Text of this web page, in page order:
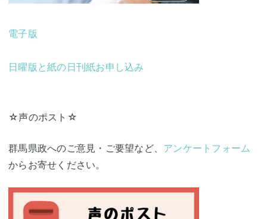
電子版
日曜版と紙の日刊紙お申し込み
☆声のポスト☆
群馬県政へのご意見・ご要望など、 アンケートフォーム
からお寄せください。